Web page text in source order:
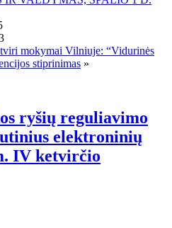
mokymai Vilniuje: “Vidurinės
stiprinimas »
ryšių reguliavimo
elektroninių
IV ketvirčio